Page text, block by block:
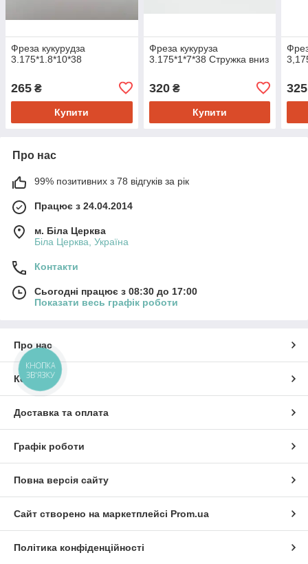
Фреза кукурудза
3.175*1.8*10*38
265 ₴
Купити
Фреза кукуруза
3.175*1*7*38 Стружка вниз
320₴
Купити
325
Про нас
99% позитивних з 78 відгуків за рік
Працює з 24.04.2014
м. Біла Церква
Біла Церква, Україна
Контакти
Сьогодні працює з 08:30 до 17:00
Показати весь графік роботи
Про нас
Контакти
Доставка та оплата
Графік роботи
Повна версія сайту
Сайт створено на маркетплейсі Prom.ua
Політика конфіденційності
КНОПКА
ЗВ'ЯЗКУ